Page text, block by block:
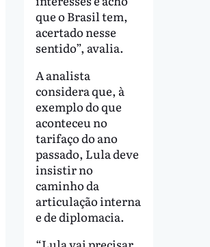
que o Brasil tem,
acertado nesse
sentido”, avalia.
A analista
considera que, à
exemplo do que
aconteceu no
tarifaço do ano
passado, Lula deve
insistir no
caminho da
articulação interna
e de diplomacia.